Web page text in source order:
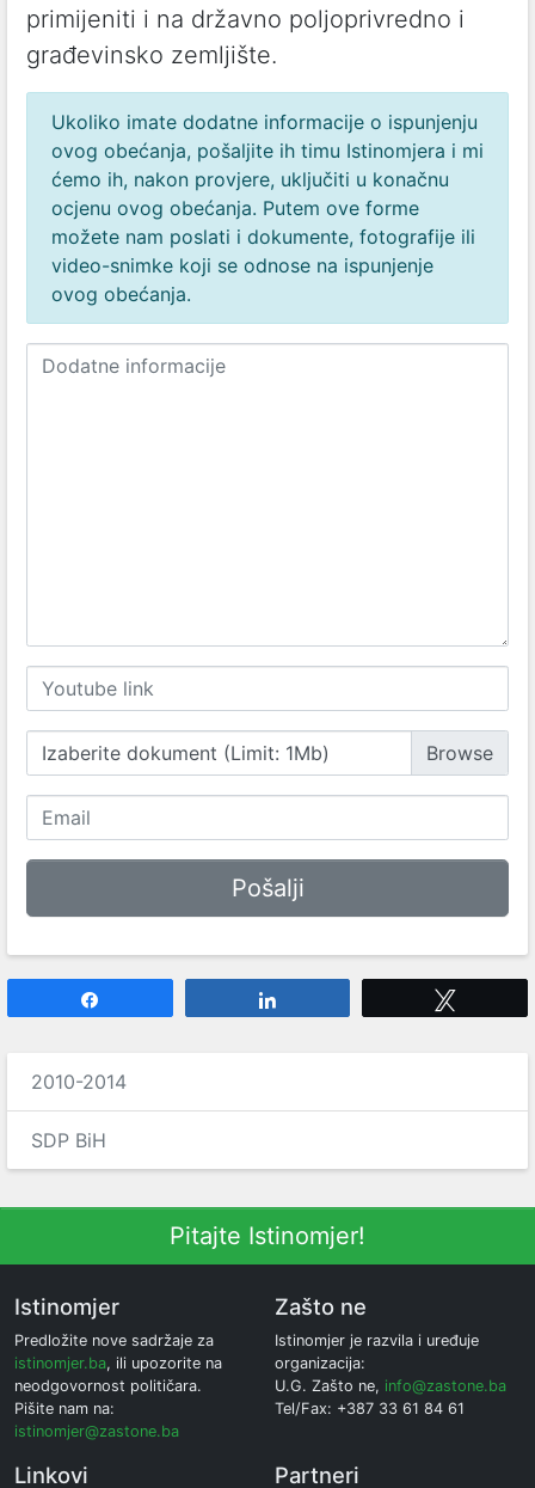
primijeniti i na državno poljoprivredno i
građevinsko zemljište.
Ukoliko imate dodatne informacije o ispunjenju
ovog obećanja, pošaljite ih timu Istinomjera i mi
ćemo ih, nakon provjere, uključiti u konačnu
ocjenu ovog obećanja. Putem ove forme
možete nam poslati i dokumente, fotografije ili
video-snimke koji se odnose na ispunjenje
ovog obećanja.
Izaberite dokument (Limit: 1Mb)
2010-2014
SDP BiH
Pitajte Istinomjer!
Istinomjer
Predložite nove sadržaje za
istinomjer.ba, ili upozorite na
neodgovornost političara.
Pišite nam na:
istinomjer@zastone.ba
Zašto ne
Istinomjer je razvila i uređuje
organizacija:
U.G. Zašto ne, info@zastone.ba
Tel/Fax: +387 33 61 84 61
Linkovi Partneri